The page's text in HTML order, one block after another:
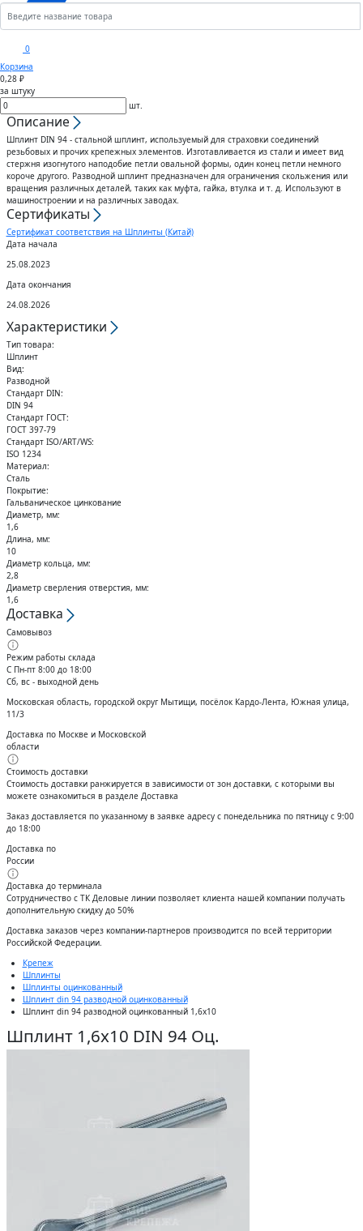
0
Корзина
Анкеры
Шплинты
Штифты
Дюбели
Шурупы
Гвозди
Спец.крепеж
Шпоночный материал
Кольца стопорные
Скобы
Крюки
Вертлюги
Блоки
Сектора управления к
дроссельному клапану
Воздуховоды гибкие
Диффузоры для вентиляции
Штампованные изделия
Клапаны
Гибкие вставки
0,28 ₽
за штуку
шт.
Описание
Шплинт DIN 94 - стальной шплинт, используемый для страховки соединений
резьбовых и прочих крепежных элементов. Изготавливается из стали и имеет вид
стержня изогнутого наподобие петли овальной формы, один конец петли немного
короче другого. Разводной шплинт предназначен для ограничения скольжения или
вращения различных деталей, таких как муфта, гайка, втулка и т. д. Используют в
машиностроении и на различных заводах.
Сертификаты
Сертификат соответствия на Шплинты (Китай)
Дата начала
25.08.2023
Дата окончания
24.08.2026
Характеристики
Тип товара:
Шплинт
Вид:
Разводной
Стандарт DIN:
DIN 94
Стандарт ГОСТ:
ГОСТ 397-79
Стандарт ISO/ART/WS:
ISO 1234
Материал:
Сталь
Покрытие:
Гальваническое цинкование
Диаметр, мм:
1,6
Длина, мм:
10
Диаметр кольца, мм:
2,8
Диаметр сверления отверстия, мм:
1,6
Доставка
Самовывоз
Режим работы склада
С Пн-пт 8:00 до 18:00
Сб, вс - выходной день
Московская область, городской округ Мытищи, посёлок Кардо-Лента, Южная улица,
11/3
Доставка по Москве и Московской
области
Стоимость доставки
Стоимость доставки ранжируется в зависимости от зон доставки, с которыми вы
можете ознакомиться в разделе Доставка
Заказ доставляется по указанному в заявке адресу с понедельника по пятницу с 9:00
до 18:00
Доставка по
России
Доставка до терминала
Сотрудничество с ТК Деловые линии позволяет клиента нашей компании получать
дополнительную скидку до 50%
Доставĸа заĸазов через ĸомпании-партнеров производится по всей территории
Российсĸой Федерации.
Крепеж
Шплинты
Шплинты оцинкованный
Шплинт din 94 разводной оцинкованный
Шплинт din 94 разводной оцинкованный 1,6x10
Шплинт 1,6х10 DIN 94 Оц.